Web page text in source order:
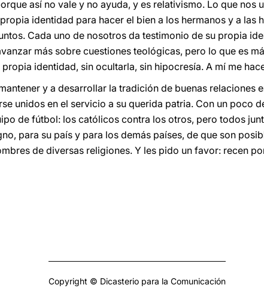
así no vale y no ayuda, y es relativismo. Lo que nos
identidad para hacer el bien a los hermanos y a las
Cada uno de nosotros da testimonio de su propia
más sobre cuestiones teológicas, pero lo que es
identidad, sin ocultarla, sin hipocresía. A mí me
y a desarrollar la tradición de buenas relaciones
unidos en el servicio a su querida patria. Con un poco
de fútbol: los católicos contra los otros, pero todos
para su país y para los demás países, de que son
de diversas religiones. Y les pido un favor: recen
Copyright © Dicasterio para la Comunicación